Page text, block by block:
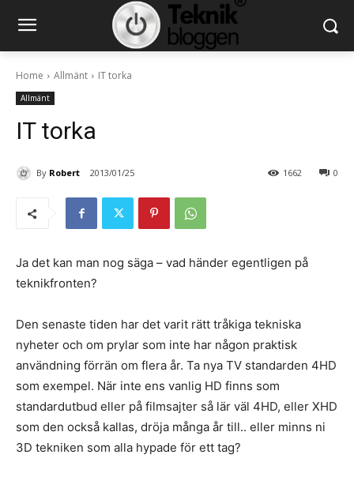
Home Allmänt IT torka
Allmänt
IT torka
By Robert 2013/01/25 0
1662
Ja det kan man nog säga – vad händer egentligen på
teknikfronten?
Den senaste tiden har det varit rätt tråkiga tekniska
nyheter och om prylar som inte har någon praktisk
användning förrän om flera år. Ta nya TV standarden 4HD
som exempel. När inte ens vanlig HD finns som
standardutbud eller på filmsajter så lär väl 4HD, eller XHD
som den också kallas, dröja många år till.. eller minns ni
3D tekniken som alla hypade för ett tag?